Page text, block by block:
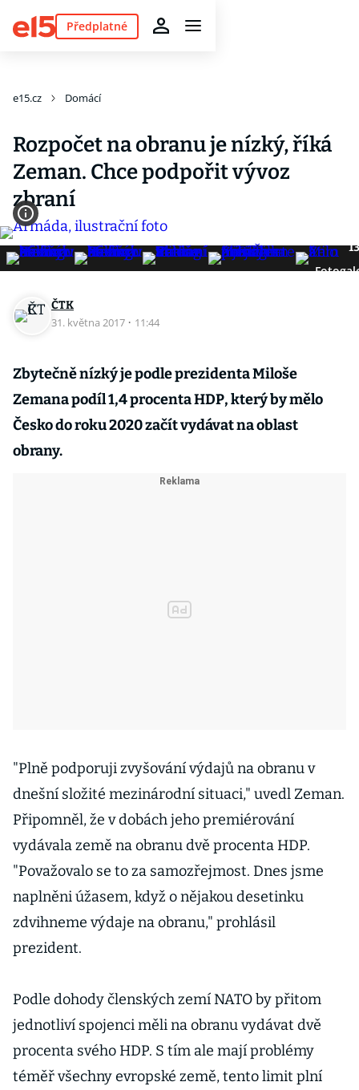
Předplatné
e15.cz Domácí
Rozpočet na obranu je nízký, říká
Zeman. Chce podpořit vývoz
zbraní
13
ČTK
31. května 2017 · 11:44
Zbytečně nízký je podle prezidenta Miloše
Zemana podíl 1,4 procenta HDP, který by mělo
Česko do roku 2020 začít vydávat na oblast
obrany.
"Plně podporuji zvyšování výdajů na obranu v
dnešní složité mezinárodní situaci," uvedl Zeman.
Připomněl, že v dobách jeho premiérování
vydávala země na obranu dvě procenta HDP.
"Považovalo se to za samozřejmost. Dnes jsme
naplněni úžasem, když o nějakou desetinku
zdvihneme výdaje na obranu," prohlásil
prezident.
Podle dohody členských zemí NATO by přitom
jednotliví spojenci měli na obranu vydávat dvě
procenta svého HDP. S tím ale mají problémy
téměř všechny evropské země, tento limit plní